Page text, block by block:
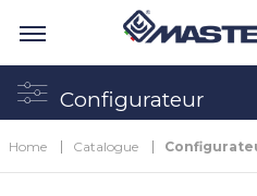
Configurateur
Home Catalogue